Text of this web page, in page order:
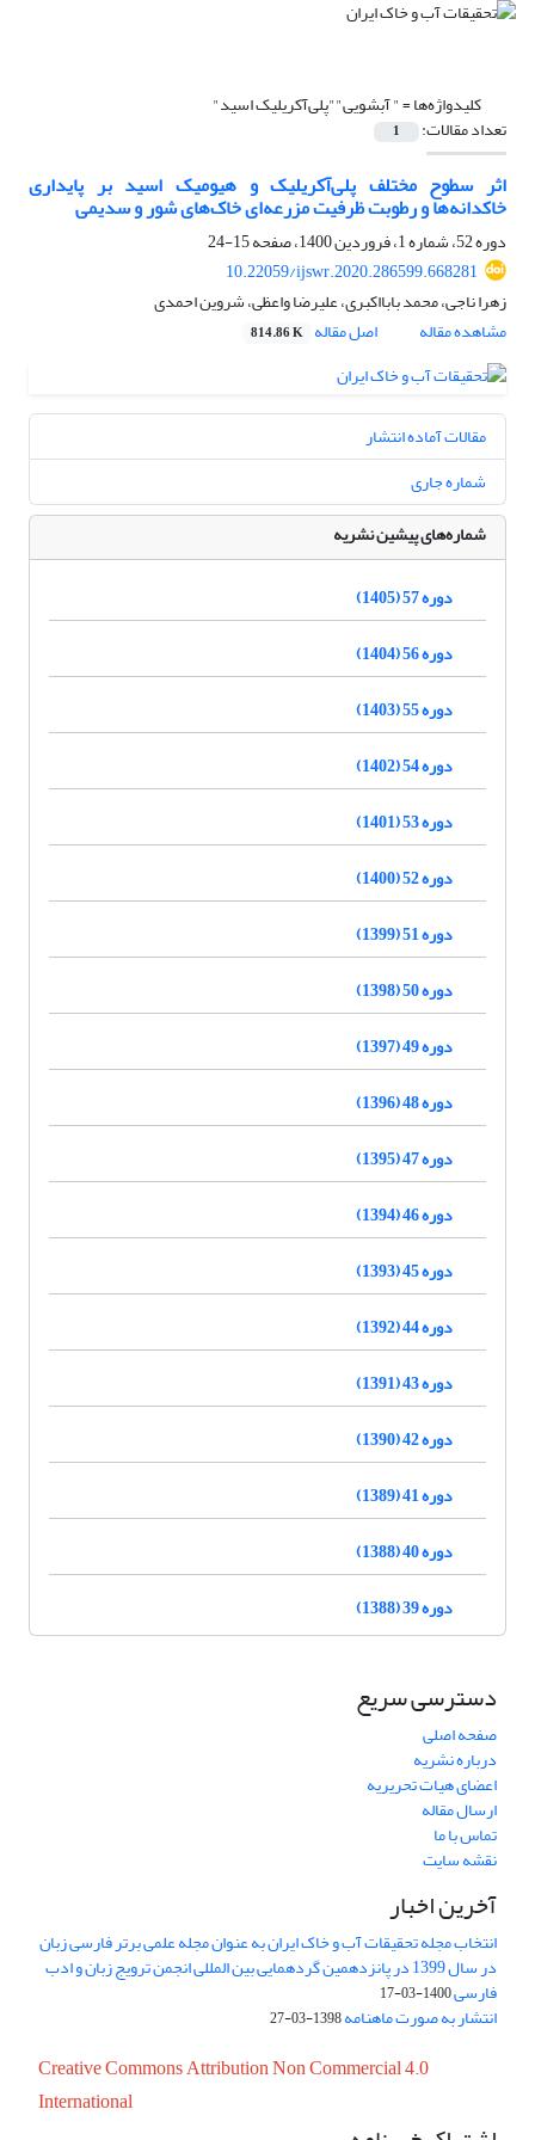
کلیدواژه‌ها =" آبشویی""پلی‌آکریلیک اسید"
تعداد مقالات: 1
اثر سطوح مختلف پلی‌آکریلیک و هیومیک اسید بر پایداری
خاکدانه‌ها و رطوبت ظرفیت مزرعه‌ای خاک‌های شور و سدیمی
دوره 52، شماره 1، فروردین 1400، صفحه
15-24
10.22059/ijswr.2020.286599.668281
زهرا ناجی، محمد بابااکبری، علیرضا واعظی، شروین احمدی
مشاهده مقاله
اصل مقاله 814.86 K
مقالات آماده انتشار
شماره جاری
شماره‌های پیشین نشریه
دوره 57 (1405)
دوره 56 (1404)
دوره 55 (1403)
دوره 54 (1402)
دوره 53 (1401)
دوره 52 (1400)
دوره 51 (1399)
دوره 50 (1398)
دوره 49 (1397)
دوره 48 (1396)
دوره 47 (1395)
دوره 46 (1394)
دوره 45 (1393)
دوره 44 (1392)
دوره 43 (1391)
دوره 42 (1390)
دوره 41 (1389)
دوره 40 (1388)
دوره 39 (1388)
دسترسی سریع
صفحه اصلی
درباره نشریه
اعضای هیات تحریریه
ارسال مقاله
تماس با ما
نقشه سایت
آخرین اخبار
انتخاب مجله تحقیقات آب و خاک ایران به عنوان مجله علمی برتر فارسی زبان
در سال 1399 در پانزدهمین گردهمایی بین المللی انجمن ترویج زبان و ادب
فارسی1400-03-17
انتشار به صورت ماهنامه1398-03-27
Creative Commons Attribution Non Commercial 4.0
International